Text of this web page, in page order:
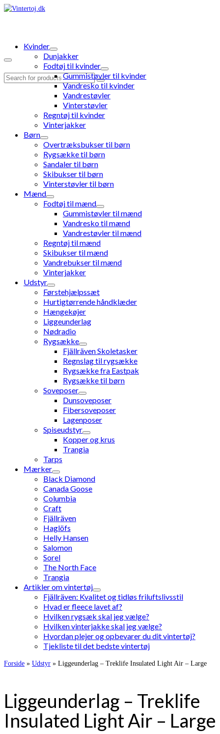
Search
Kvinder
Dunjakker
Fodtøj til kvinder
Gummistøvler til kvinder
Vandresko til kvinder
Vandrestøvler
Vinterstøvler
Regntøj til kvinder
Vinterjakker
Børn
Overtræksbukser til børn
Rygsække til børn
Sandaler til børn
Skibukser til børn
Vinterstøvler til børn
Mænd
Fodtøj til mænd
Gummistøvler til mænd
Vandresko til mænd
Vandrestøvler til mænd
Regntøj til mænd
Skibukser til mænd
Vandrebukser til mænd
Vinterjakker
Udstyr
Førstehjælpssæt
Hurtigtørrende håndklæder
Hængekøjer
Liggeunderlag
Nødradio
Rygsække
Fjällräven Skoletasker
Regnslag til rygsække
Rygsække fra Eastpak
Rygsække til børn
Soveposer
Dunsoveposer
Fibersoveposer
Lagenposer
Spiseudstyr
Kopper og krus
Trangia
Tarps
Mærker
Black Diamond
Canada Goose
Columbia
Craft
Fjällräven
Haglöfs
Helly Hansen
Salomon
Sorel
The North Face
Trangia
Artikler om vintertøj
Fjällräven: Kvalitet og tidløs friluftslivsstil
Hvad er fleece lavet af?
Hvilken rygsæk skal jeg vælge?
Hvilken vinterjakke skal jeg vælge?
Hvordan plejer og opbevarer du dit vintertøj?
Tjekliste til det bedste vintertøj
Forside » Udstyr » Liggeunderlag – Treklife Insulated Light Air – Large
Liggeunderlag – Treklife
Insulated Light Air – Large